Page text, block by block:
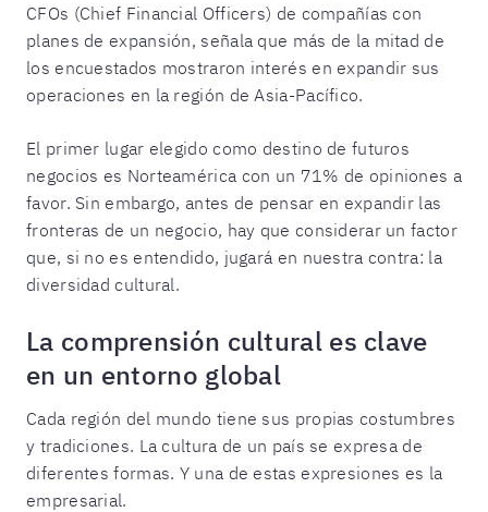
CFOs (Chief Financial Officers) de compañías con
planes de expansión, señala que más de la mitad de
los encuestados mostraron interés en expandir sus
operaciones en la región de Asia-Pacífico.
El primer lugar elegido como destino de futuros
negocios es Norteamérica con un 71% de opiniones a
favor. Sin embargo, antes de pensar en expandir las
fronteras de un negocio, hay que considerar un factor
que, si no es entendido, jugará en nuestra contra: la
diversidad cultural.
La comprensión cultural es clave
en un entorno global
Cada región del mundo tiene sus propias costumbres
y tradiciones. La cultura de un país se expresa de
diferentes formas. Y una de estas expresiones es la
empresarial.